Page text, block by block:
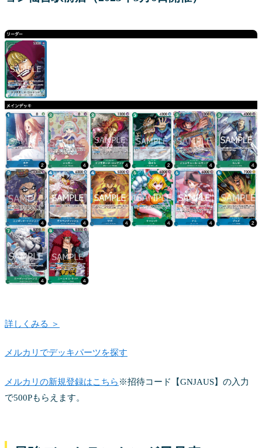
詳しくみる ＞
メルカリでデッキパーツを探す
メルカリの新規登録はこちら ※招待コード【GNJAUS】の入力
で500Pもらえます。